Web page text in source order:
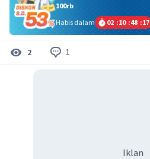
100rb
Habis dalam
02 :10 :48 :17
2 1
Iklan